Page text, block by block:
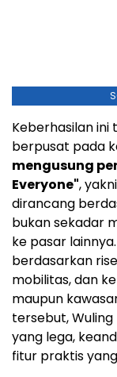
Keberhasilan
berpusat pada
mengusung
Everyone",
dirancang
bukan sekadar
ke pasar
berdasarkan
mobilitas, dan
maupun
tersebut,
yang lega,
fitur praktis